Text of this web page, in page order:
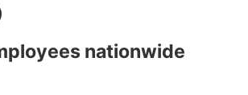
nationwide